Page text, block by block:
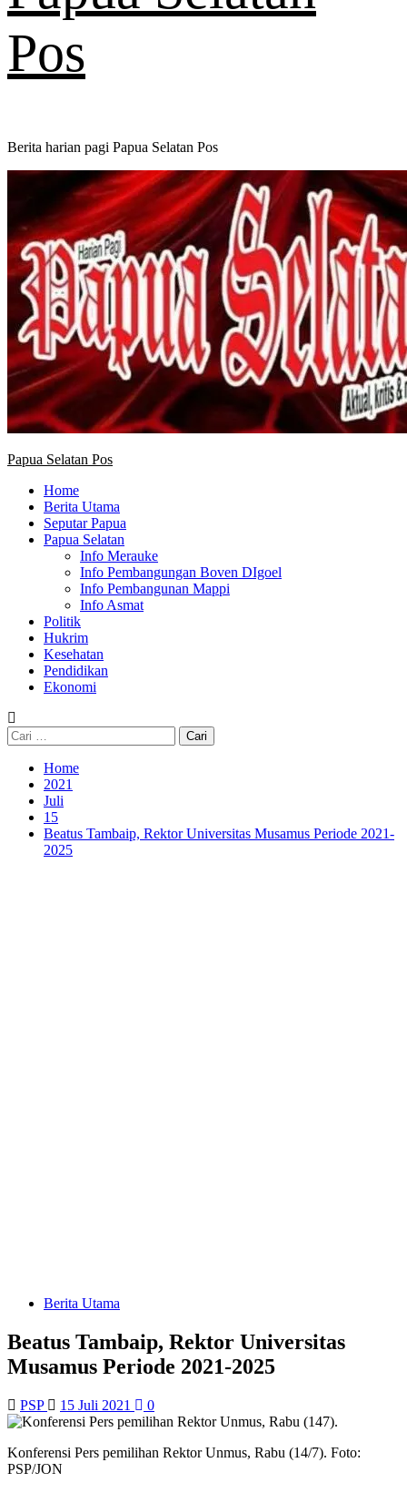
Pos
Berita harian pagi Papua Selatan Pos
Primary
Papua Selatan Pos
Home
Berita Utama
Seputar Papua
Papua Selatan
Info Merauke
Info Pembangungan Boven DIgoel
Info Pembangunan Mappi
Info Asmat
Politik
Hukrim
Kesehatan
Pendidikan
Ekonomi
Cari
untuk:
Home
2021
Juli
15
Beatus Tambaip, Rektor Universitas Musamus Periode 2021-
2025
Berita Utama
Beatus Tambaip, Rektor Universitas
Musamus Periode 2021-2025
PSP 15 Juli 2021 0
Konferensi Pers pemilihan Rektor Unmus, Rabu (14/7). Foto:
PSP/JON